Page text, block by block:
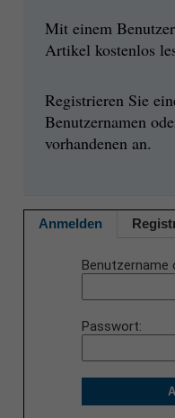
Mit einem
Artikel kostenlos
Registrieren Sie
Benutzernamen
vorhandenen an.
Anmelden
Benutzername
Passwort